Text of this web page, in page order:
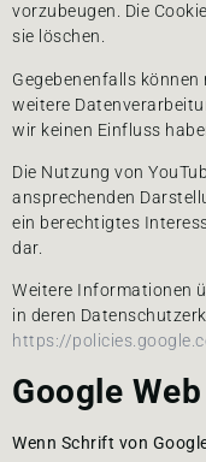
vorzubeugen. Die
sie löschen.
Gegebenenfalls können
weitere
wir keinen Einfluss
Die Nutzung von
ansprechenden
ein berechtigtes
dar.
Weitere Informationen
in deren
https://
Google
Wenn Schrift von